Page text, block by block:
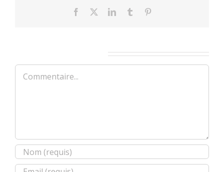
Facebook LinkedInTumblr
Commentaire